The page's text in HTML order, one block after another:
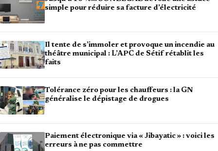
simple pour réduire sa facture d’électricité
Il tente de s’immoler et provoque un incendie au
théâtre municipal : L’APC de Sétif rétablit les
faits
Tolérance zéro pour les chauffeurs : la GN
généralise le dépistage de drogues
Paiement électronique via « Jibayatic » : voici les
erreurs à ne pas commettre